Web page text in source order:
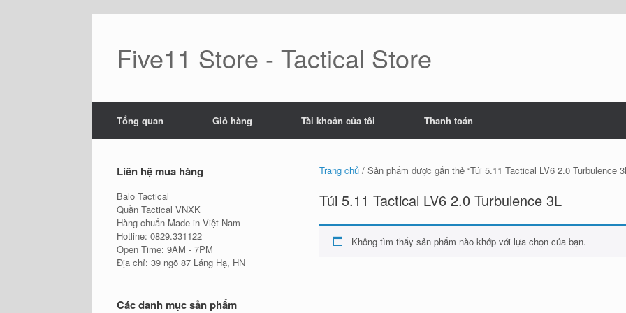
Five11 Store - Tactical Store
Tổng quan Giỏ hàng Tài khoản của tôi Thanh toán
Trang chủ / Sản phẩm được gắn thẻ “Túi 5.11 Tactical LV6 2.0 Turbulence
Túi 5.11 Tactical LV6 2.0 Turbulence 3L
Không tìm thấy sản phẩm nào khớp với lựa chọn của bạn.
Liên hệ mua hàng
Balo Tactical
Quần Tactical VNXK
Hàng chuẩn Made in Việt Nam
Hotline: 0829.331122
Open Time: 9AM - 7PM
Địa chỉ: 39 ngõ 87 Láng Hạ, HN
Các danh mục sản phẩm